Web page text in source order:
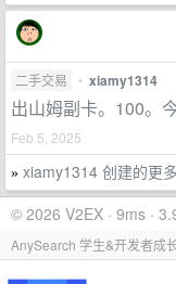
二手交易 • xiamy1314
出山姆副卡。100。
Feb 5, 2025
» xiamy1314 创建的更
© 2026 V2EX · 9ms ·
AnySearch 学生&开发者成